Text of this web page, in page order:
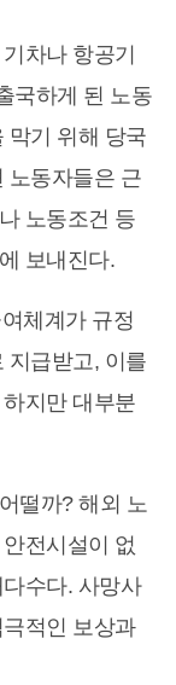
차나 항공기
국하게 된 노동
막기 위해 당국
노동자들은 근
노동조건 등
보내진다.
체계가 규정
지급받고, 이를
지만 대부분
떨까? 해외 노
전시설이 없
수다. 사망사
적인 보상과